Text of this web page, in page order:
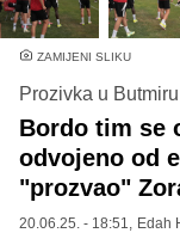
ZAMIJENI SLIKU
Prozivka u Butmiru
Bordo tim se
odvojeno od
"prozvao"
20.06.25. - 18:51, Edah